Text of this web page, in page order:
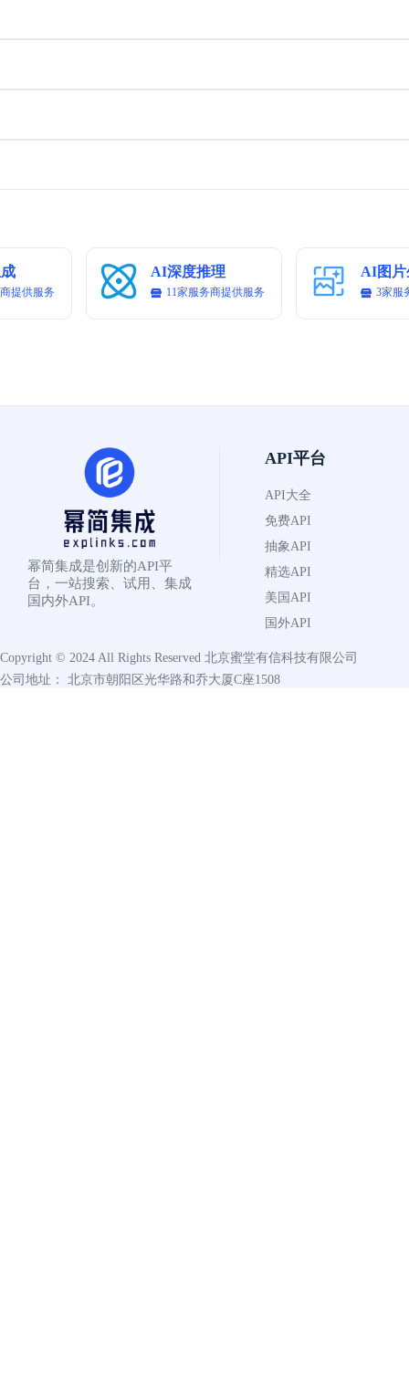
提供服务
AI深度推理
11家服务商提供服务 3家服
幂简集成是创新的API平
台，一站搜索、试用、集成
国内外API。
API平台
API大全
免费API
抽象API
精选API
美国API
国外API
Copyright © 2024 All Rights Reserved 北京蜜堂有信科技有限公司
公司地址： 北京市朝阳区光华路和乔大厦C座1508